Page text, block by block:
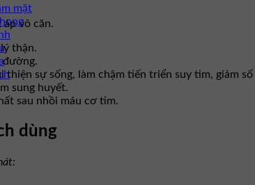
mặt
áp vô căn.
thận.
đường.
thiện sự sống, làm chậm tiến triển suy tim, giảm
sung huyết.
sau nhồi máu cơ tim.
dùng